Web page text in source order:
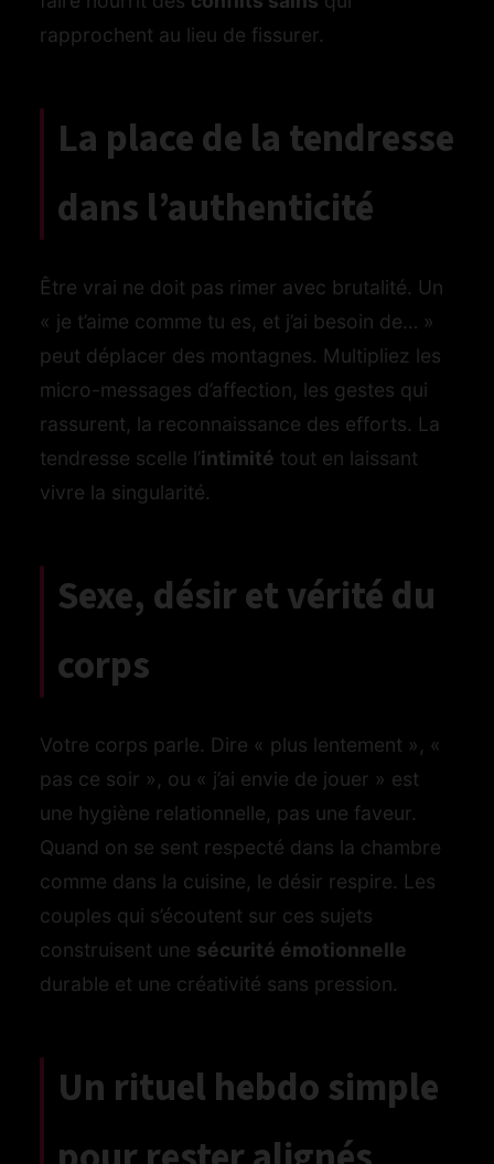
rapprochent au lieu de fissurer.
La place de la tendresse
dans l’authenticité
Être vrai ne doit pas rimer avec brutalité. Un
« je t’aime comme tu es, et j’ai besoin de… »
peut déplacer des montagnes. Multipliez les
micro-messages d’affection, les gestes qui
rassurent, la reconnaissance des efforts. La
tendresse scelle l’intimité tout en laissant
vivre la singularité.
Sexe, désir et vérité du
corps
Votre corps parle. Dire « plus lentement », «
pas ce soir », ou « j’ai envie de jouer » est
une hygiène relationnelle, pas une faveur.
Quand on se sent respecté dans la chambre
comme dans la cuisine, le désir respire. Les
couples qui s’écoutent sur ces sujets
construisent une sécurité émotionnelle
durable et une créativité sans pression.
Un rituel hebdo simple